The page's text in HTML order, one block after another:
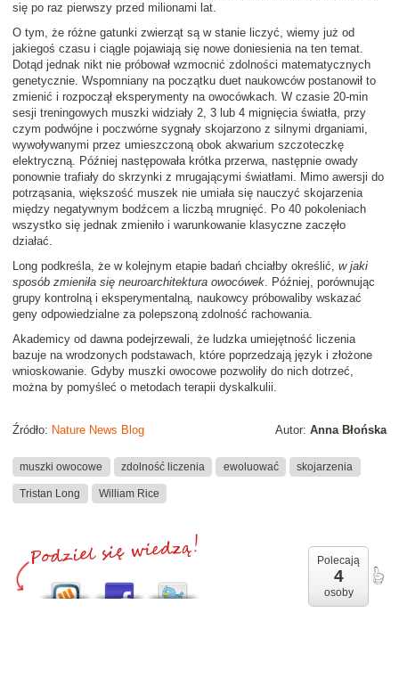
się po raz pierwszy przed milionami lat.
O tym, że różne gatunki zwierząt są w stanie liczyć, wiemy już od
jakiegoś czasu i ciągle pojawiają się nowe doniesienia na ten temat.
Dotąd jednak nikt nie próbował wzmocnić zdolności matematycznych
genetycznie. Wspomniany na początku duet naukowców postanowił to
zmienić i rozpoczął eksperymenty na owocówkach. W czasie 20-min
sesji treningowych muszki widziały 2, 3 lub 4 mignięcia światła, przy
czym podwójne i poczwórne sygnały skojarzono z silnymi drganiami,
wywoływanymi przez umieszczoną obok akwarium szczoteczkę
elektryczną. Później następowała krótka przerwa, następnie owady
ponownie trafiały do skrzynki z mrugającymi światłami. Mimo awersji do
potrząsania, większość muszek nie umiała się nauczyć skojarzenia
między negatywnym bodźcem a liczbą mrugnięć. Po 40 pokoleniach
wszystko się jednak zmieniło i warunkowanie klasyczne zaczęło
działać.
Long podkreśla, że w kolejnym etapie badań chciałby określić, w jaki
sposób zmieniła się neuroarchitektura owocówek. Później, porównując
grupy kontrolną i eksperymentalną, naukowcy próbowaliby wskazać
geny odpowiedzialne za polepszoną zdolność rachowania.
Akademicy od dawna podejrzewali, że ludzka umiejętność liczenia
bazuje na wrodzonych podstawach, które poprzedzają język i złożone
wnioskowanie. Gdyby muszki owocowe pozwoliły do nich dotrzeć,
można by pomyśleć o metodach terapii dyskalkulii.
Autor: Anna Błońska
Źródło: Nature News Blog
muszki owocowe zdolność liczenia ewoluować skojarzenia
Tristan Long William Rice
Polecają
4
osoby